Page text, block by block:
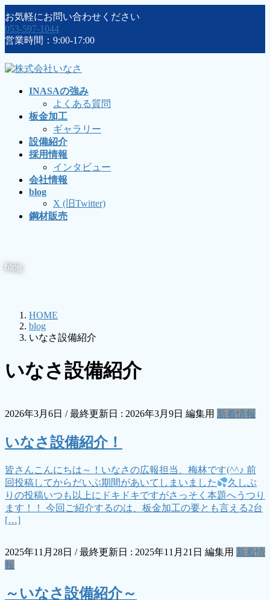
ン
テ
ン
ツ
に
ビ
ゲ
ー
シ
ョ
お気軽にお問い合わせください
053-597-1044
営業時間：9:00-17:00
INASAの強み
よくある質問
板金加工
ギャラリー
設備紹介
採用情報
インタビュー
会社情報
blog
X (旧Twitter)
鋼材販売
blog
HOME
blog
いなさ設備紹介
いなさ設備紹介
2026年3月6日 / 最終更新日 : 2026年3月9日 編集用 新着情報
いなさ設備紹介！
皆さんこんにちは～！いなさの広報担当、梅林です(^^♪ 前
回投稿してからだいぶ期間があいてしまいました
久しぶ
りの投稿いつも以上にドキドキですがさっそく本題へうつり
ます！！ 今回ご紹介するのは、板金加工の要とも言える2台
[…]
2025年11月28日 / 最終更新日 : 2025年11月21日 編集用 新着情
報
～いなさ設備紹介～